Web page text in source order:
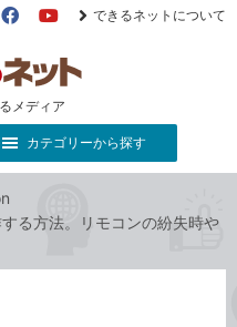
メディア
旧
FacebookYouTube
できるネットについて
カテゴリーから探す
る方法。リモコンの紛失時や